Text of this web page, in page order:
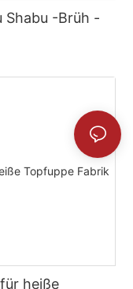
Shabu -Brüh -
heiße